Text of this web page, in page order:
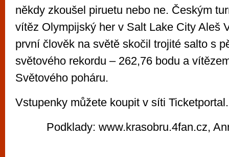
někdy zkoušel piruetu nebo ne. Českým
vítěz Olympijský her v Salt Lake City Aleš
první člověk na světě skočil trojité salto s
světového rekordu – 262,76 bodu a
Světového poháru.
Vstupenky můžete koupit v síti Ticketportal.
Podklady: www.krasobru.4fan.cz,